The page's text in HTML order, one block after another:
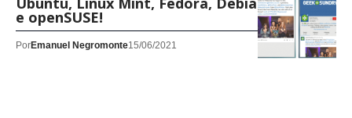
e openSUSE!
PorEmanuel Negromonte15/06/2021